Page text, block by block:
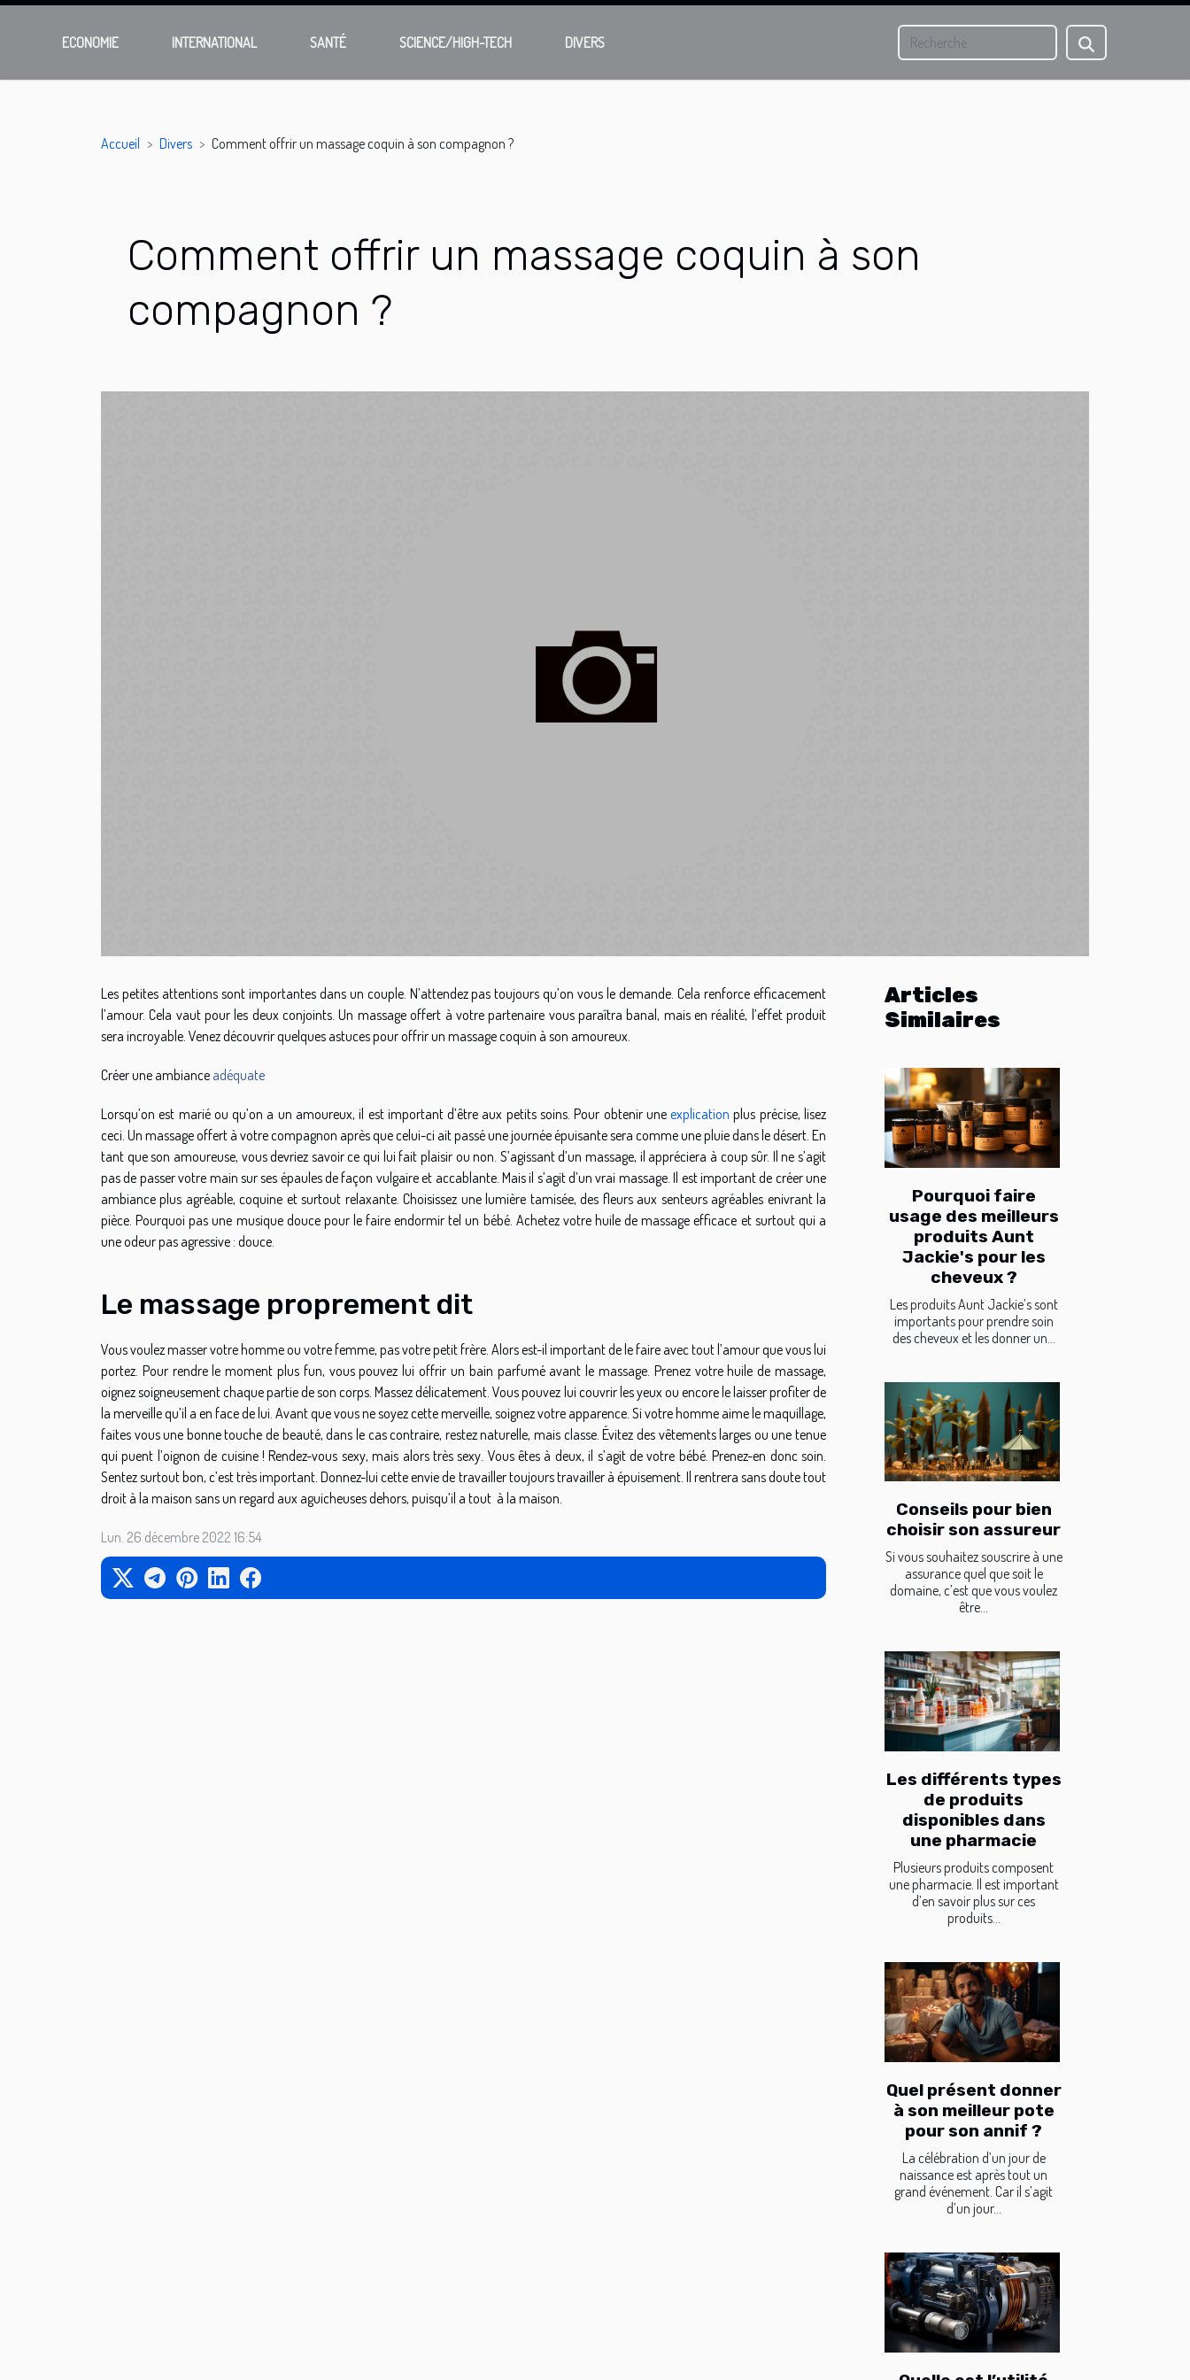
ECONOMIE INTERNATIONAL SANTÉ SCIENCE/HIGH-TECH DIVERS
Accueil Divers Comment offrir un massage coquin à son compagnon ?
Comment offrir un massage coquin à son
compagnon ?
Les petites attentions sont importantes dans un couple. N’attendez pas toujours qu’on vous le demande. Cela renforce efficacement
l’amour. Cela vaut pour les deux conjoints. Un massage offert à votre partenaire vous paraîtra banal, mais en réalité, l’effet produit
sera incroyable. Venez découvrir quelques astuces pour offrir un massage coquin à son amoureux.
Créer une ambiance adéquate
Lorsqu’on est marié ou qu’on a un amoureux, il est important d’être aux petits soins. Pour obtenir uneexplication plus précise, lisez
ceci. Un massage offert à votre compagnon après que celui-ci ait passé une journée épuisante sera comme une pluie dans le désert. En
tant que son amoureuse, vous devriez savoir ce qui lui fait plaisir ou non. S’agissant d’un massage, il appréciera à coup sûr. Il ne s’agit
pas de passer votre main sur ses épaules de façon vulgaire et accablante. Mais il s’agit d’un vrai massage. Il est important de créer une
ambiance plus agréable, coquine et surtout relaxante. Choisissez une lumière tamisée, des fleurs aux senteurs agréables enivrant la
pièce. Pourquoi pas une musique douce pour le faire endormir tel un bébé. Achetez votre huile de massage efficace et surtout qui a
une odeur pas agressive : douce.
Le massage proprement dit
Vous voulez masser votre homme ou votre femme, pas votre petit frère. Alors est-il important de le faire avec tout l’amour que vous lui
portez. Pour rendre le moment plus fun, vous pouvez lui offrir un bain parfumé avant le massage. Prenez votre huile de massage,
oignez soigneusement chaque partie de son corps. Massez délicatement. Vous pouvez lui couvrir les yeux ou encore le laisser profiter de
la merveille qu’il a en face de lui. Avant que vous ne soyez cette merveille, soignez votre apparence. Si votre homme aime le maquillage,
faites vous une bonne touche de beauté, dans le cas contraire, restez naturelle, mais classe. Évitez des vêtements larges ou une tenue
qui puent l’oignon de cuisine ! Rendez-vous sexy, mais alors très sexy. Vous êtes à deux, il s’agit de votre bébé. Prenez-en donc soin.
Sentez surtout bon, c’est très important. Donnez-lui cette envie de travailler toujours travailler à épuisement. Il rentrera sans doute tout
droit à la maison sans un regard aux aguicheuses dehors, puisqu’il a tout à la maison.
Lun. 26 décembre 2022 16:54
Articles
Similaires
Pourquoi faire
usage des meilleurs
produits Aunt
Jackie's pour les
cheveux ?
Les produits Aunt Jackie’s sont
importants pour prendre soin
des cheveux et les donner un...
Conseils pour bien
choisir son assureur
Si vous souhaitez souscrire à une
assurance quel que soit le
domaine, c’est que vous voulez
être...
Les différents types
de produits
disponibles dans
une pharmacie
Plusieurs produits composent
une pharmacie. Il est important
d’en savoir plus sur ces
produits...
Quel présent donner
à son meilleur pote
pour son annif ?
La célébration d’un jour de
naissance est après tout un
grand événement. Car il s’agit
d’un jour...